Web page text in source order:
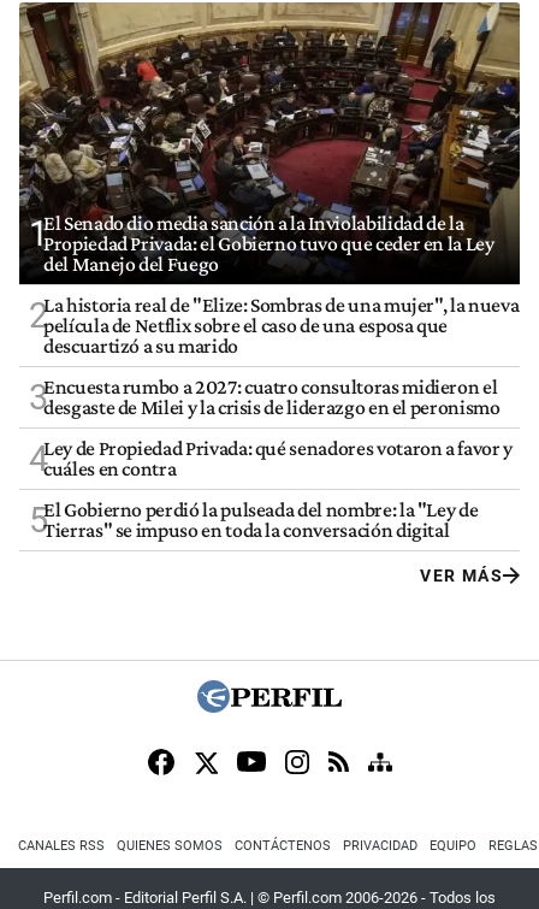
1El Senado dio media sanción a la Inviolabilidad de la
Propiedad Privada: el Gobierno tuvo que ceder en la Ley
del Manejo del Fuego
2La historia real de "Elize: Sombras de una mujer", la nueva
película de Netflix sobre el caso de una esposa que
descuartizó a su marido
3Encuesta rumbo a 2027: cuatro consultoras midieron el
desgaste de Milei y la crisis de liderazgo en el peronismo
4Ley de Propiedad Privada: qué senadores votaron a favor y
cuáles en contra
5El Gobierno perdió la pulseada del nombre: la "Ley de
Tierras" se impuso en toda la conversación digital
VER MÁS
CANALES RSS QUIENES SOMOS CONTÁCTENOS PRIVACIDAD EQUIPO
Perfil.com - Editorial Perfil S.A. | © Perfil.com 2006-2026 - Todos los